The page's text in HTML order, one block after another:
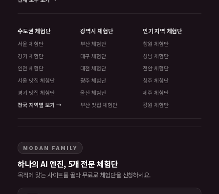
수도권 체험단
서울 체험단
경기 체험단
인천 체험단
서울 맛집 체험단
경기 맛집 체험단
전국 지역별 보기 →
광역시 체험단
부산 체험단
대구 체험단
대전 체험단
광주 체험단
울산 체험단
부산 맛집 체험단
인기 지역 체험단
창원 체험단
성남 체험단
천안 체험단
청주 체험단
제주 체험단
강원 체험단
MODAN FAMILY
하나의 AI 엔진, 5개 전문 체험단
목적에 맞는 사이트를 골라 무료로 체험단을 신청하세요.